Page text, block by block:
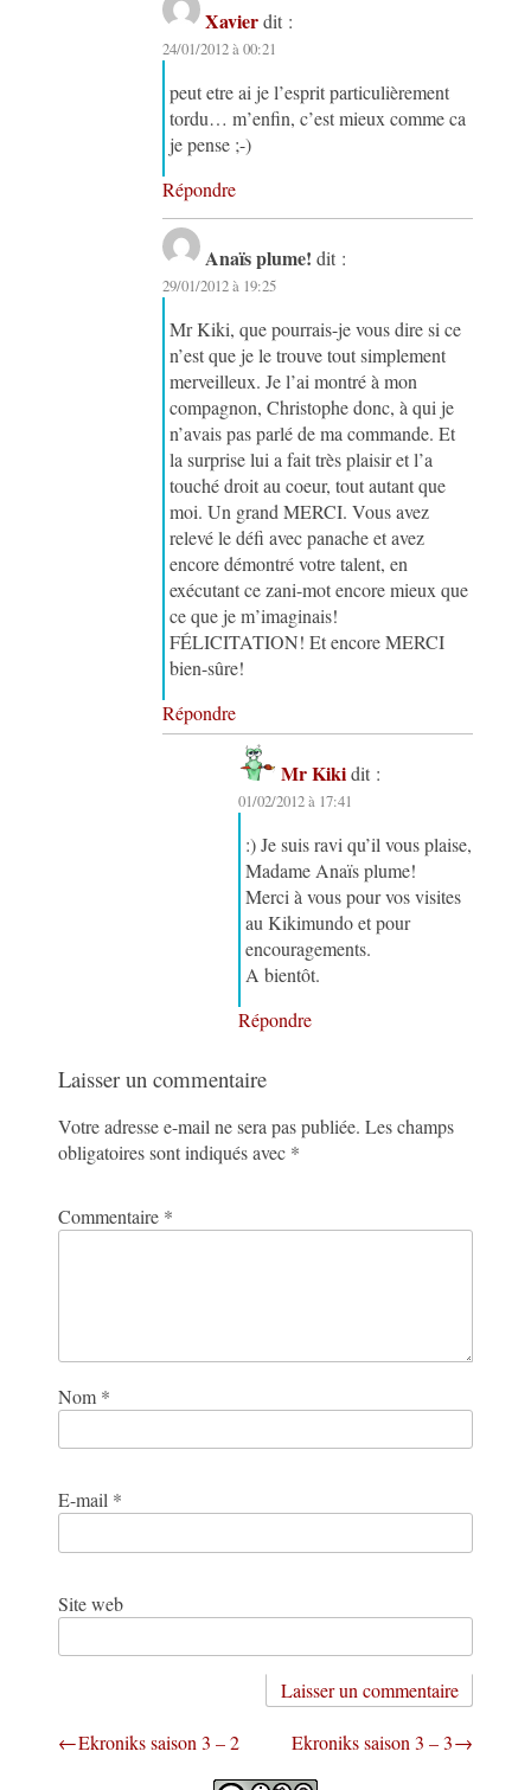
Xavier dit :
24/01/2012 à 00:21
peut etre ai je l’esprit particulièrement
tordu… m’enfin, c’est mieux comme ca
je pense ;-)
Répondre
Anaïs plume! dit :
29/01/2012 à 19:25
Mr Kiki, que pourrais-je vous dire si ce
n’est que je le trouve tout simplement
merveilleux. Je l’ai montré à mon
compagnon, Christophe donc, à qui je
n’avais pas parlé de ma commande. Et
la surprise lui a fait très plaisir et l’a
touché droit au coeur, tout autant que
moi. Un grand MERCI. Vous avez
relevé le défi avec panache et avez
encore démontré votre talent, en
exécutant ce zani-mot encore mieux que
ce que je m’imaginais!
FÉLICITATION! Et encore MERCI
bien-sûre!
Répondre
Mr Kiki dit :
01/02/2012 à 17:41
:) Je suis ravi qu’il vous plaise,
Madame Anaïs plume!
Merci à vous pour vos visites
au Kikimundo et pour
encouragements.
A bientôt.
Répondre
Laisser un commentaire
Votre adresse e-mail ne sera pas publiée. Les champs
obligatoires sont indiqués avec *
Commentaire *
Nom *
E-mail *
Site web
Navigation
Ekroniks saison 3 – 2 Ekroniks saison 3 – 3